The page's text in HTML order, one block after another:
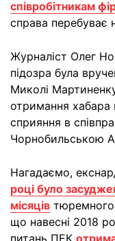
співробітникам
справа перебуває
Журналіст Олег
підозра була
Миколі
отримання хабара
сприяння в
Чорнобильською
Нагадаємо,
році було
місяців тюремного
що навесні 2018
питань ПЕК